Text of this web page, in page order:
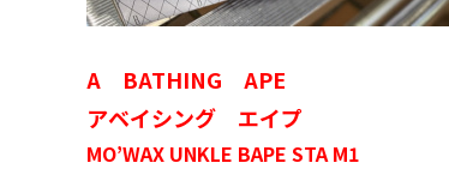
A BATHING APE
アベイシング エイプ
MO’WAX UNKLE BAPE STA M1